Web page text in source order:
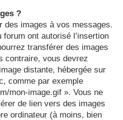
?
des images à vos messages.
ont autorisé l’insertion
transférer des images
contraire, vous devrez
distante, hébergée sur
comme par exemple
mon-image.gif ». Vous ne
de lien vers des images
ordinateur (à moins, bien